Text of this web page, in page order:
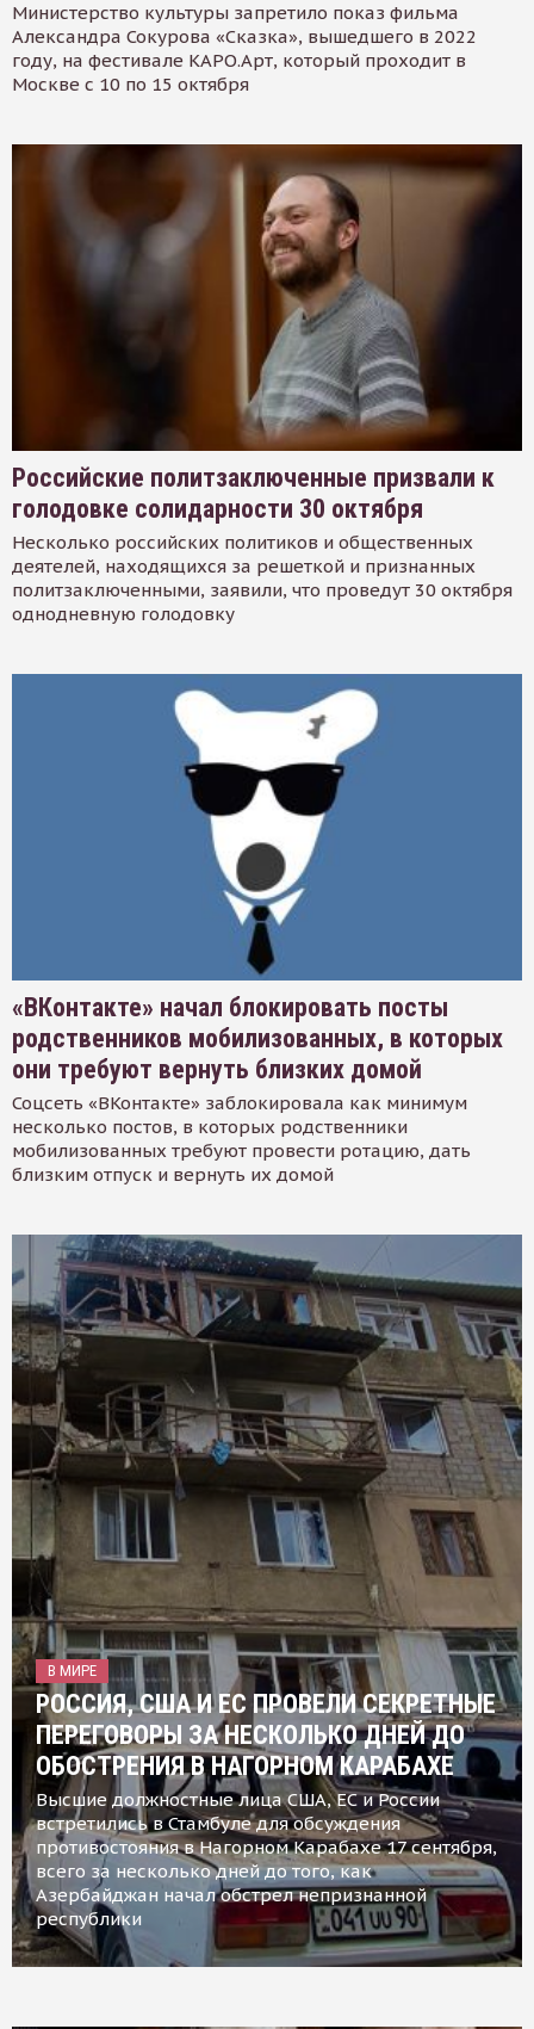
Министерство культуры запретило показ фильма
Александра Сокурова «Сказка», вышедшего в 2022
году, на фестивале КАРО.Арт, который проходит в
Москве с 10 по 15 октября
Российские политзаключенные призвали к
голодовке солидарности 30 октября
Несколько российских политиков и общественных
деятелей, находящихся за решеткой и признанных
политзаключенными, заявили, что проведут 30 октября
однодневную голодовку
«ВКонтакте» начал блокировать посты
родственников мобилизованных, в которых
они требуют вернуть близких домой
Соцсеть «ВКонтакте» заблокировала как минимум
несколько постов, в которых родственники
мобилизованных требуют провести ротацию, дать
близким отпуск и вернуть их домой
В МИРЕ
РОССИЯ, США И ЕС ПРОВЕЛИ СЕКРЕТНЫЕ
ПЕРЕГОВОРЫ ЗА НЕСКОЛЬКО ДНЕЙ ДО
ОБОСТРЕНИЯ В НАГОРНОМ КАРАБАХЕ
Высшие должностные лица США, ЕС и России
встретились в Стамбуле для обсуждения
противостояния в Нагорном Карабахе 17 сентября,
всего за несколько дней до того, как
Азербайджан начал обстрел непризнанной
республики